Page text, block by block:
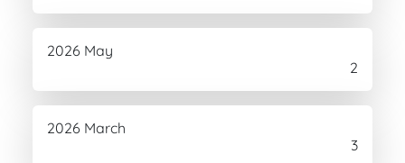
2026 May
2
2026 March
3